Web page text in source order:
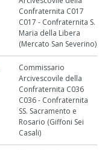
Confraternita C017
C017 - Confraternita S.
Maria della Libera
(Mercato San Severino)
Commissario
Arcivescovile della
Confraternita C036
C036 - Confraternita
SS. Sacramento e
Rosario (Giffoni Sei
Casali)